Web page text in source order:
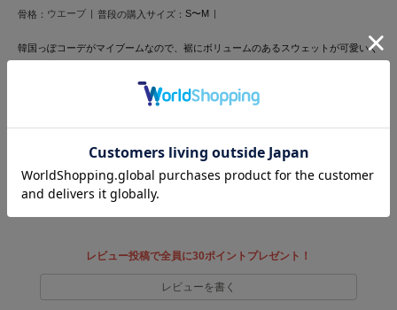
ハンター
HOKA ONEONE
LAATO
骨格： ウエーブ 普段の購入サイズ： S〜M
韓国っぽコーデがマイブームなので、裾にボリュームのあるスウェットが可愛いく
厚底ムートンに合わせてコーデすると脚が長く見えます。
ヒールの低い靴の時には裾のドロストを絞ってはけるのも便利です。
ムがたまらないサイズ感だと思います。
サイドのFURFURとキティちゃんのロゴが可愛すぎる！
参考になった
レビュー投稿で全員に30ポイントプレゼント！
レビューを書く